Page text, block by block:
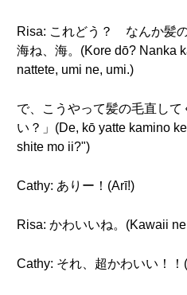
Risa: これどう？ なんか髪
海ね、海。(Kore dō? Nanka
nattete, umi ne, umi.)
で、こうやって髪の毛直し
い？」(De, kō yatte kamino
shite mo ii?")
Cathy: ありー！(Arī!)
Risa: かわいいね。(Kawaii
Cathy: それ、超かわいい！